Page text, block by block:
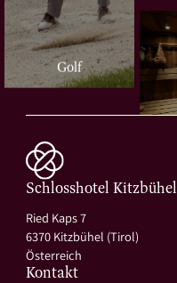
Golf
Schlosshotel Kitzbühel
Ried Kaps 7
6370 Kitzbühel (Tirol)
Österreich
Kontakt